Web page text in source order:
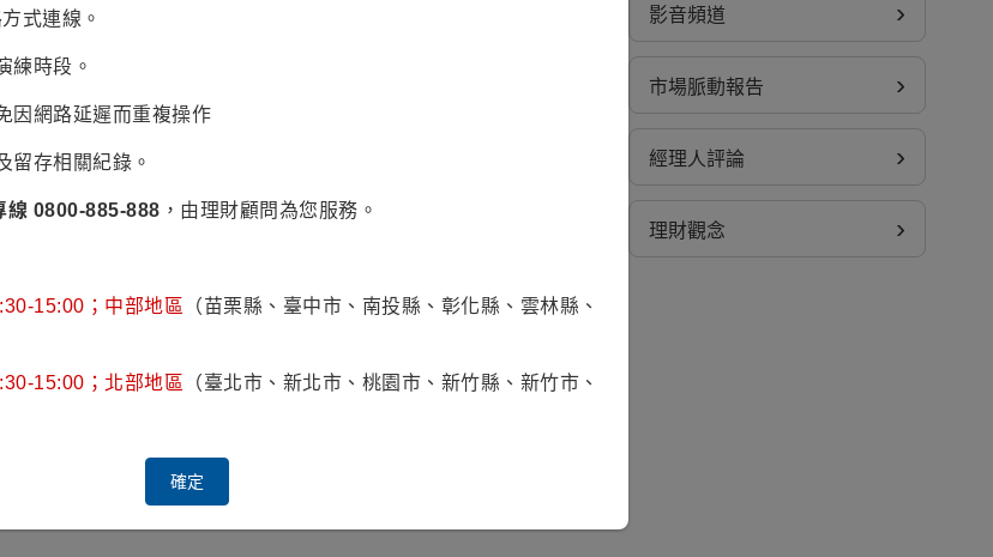
能力，再加上黃仁勳的「AI代理時代來臨」一席話，讓市場更
理順利運作，需要強大AI模型、CPU、記憶體、傳輸、網路安
會的基金具有效益，富蘭克林坦伯頓科技基金
個股的買賣建議，投資人申購本基金係持有基金受益憑證，而非
最具創新的領域，讓投資人既為新科技著迷但又害怕受傷，不過
)，自那斯達克指數成立以來便持續投資且不賣出，年化報酬率
分別下滑至8.84%、7.38%，此外，在1971年2月至2026年5月
柏資訊，原幣計價)，上漲機率超過八成，這些數據顯示，對一
股，投資人不需持續追蹤科技脈動便可坐享長線科技發展帶來
幅最大交易日對報酬的影響
影音頻道
市場脈動報告
經理人評論
理財觀念
式連線。
練時段。
因網路延遲而重複操作
留存相關紀錄。
線 0800-885-888 ，由理財顧問為您服務。
15:00；中部地區
（苗栗縣、臺中市、南投縣、彰化縣、雲林縣、
15:00；北部地區
（臺北市、新北市、桃園市、新竹縣、新竹市、
確定